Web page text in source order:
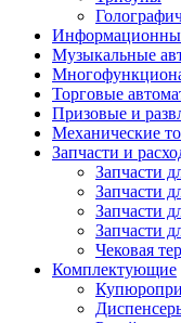
Музыкальные
Торговые
Призовые и
Механические
Запчасти и
Запчасти
Запчасти
Запчасти
Запчасти
Чековая
Комплектующие